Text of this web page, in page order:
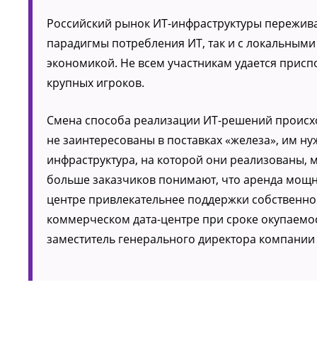
Российский рынок ИТ-инфраструктуры
парадигмы потребления ИТ, так и с
экономикой. Не всем участникам удается
крупных игроков.
Смена способа реализации ИТ-решений
не заинтересованы в поставках «железа», им
инфраструктура, на которой они реализованы,
больше заказчиков понимают, что аренда
центре привлекательнее поддержки
коммерческом дата-центре при сроке
заместитель генерального директора